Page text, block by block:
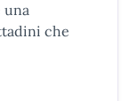
una
che